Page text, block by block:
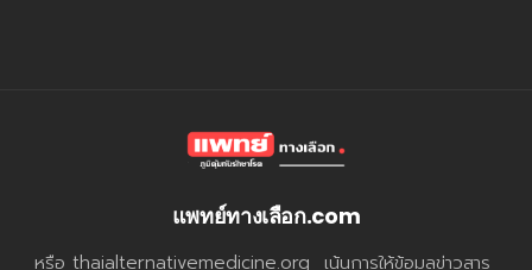
แพทย์ทางเลือก.com
หรือ thaialternativemedicine.org เน้นการให้ข้อมูลข่าวสาร